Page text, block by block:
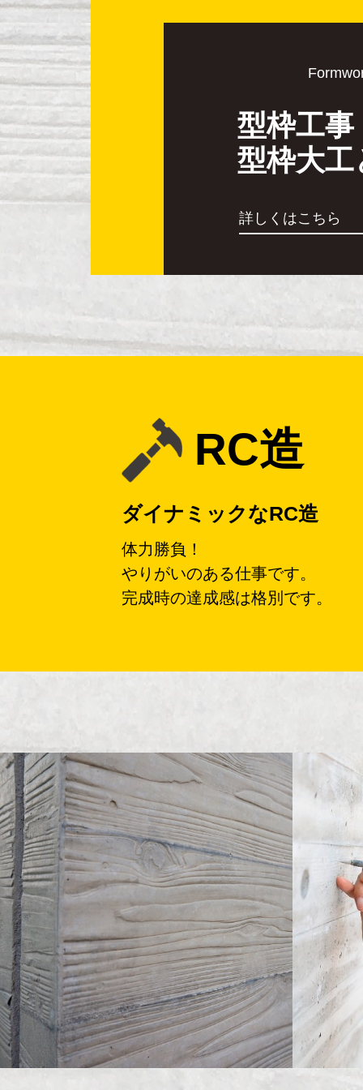
型枠工事
型枠大工
詳しくはこちら
RC造
ダイナミックなRC造
体力勝負！
やりがいのある仕事です。
完成時の達成感は格別です。